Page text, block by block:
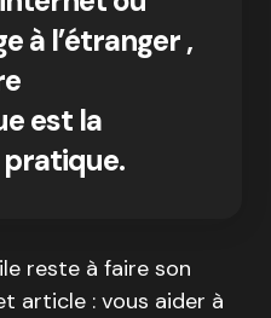
à l’étranger ,
est la
reste à faire son
article : vous aider à